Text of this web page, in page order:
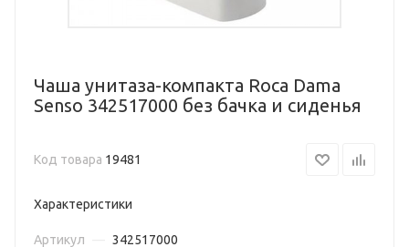
Чаша унитаза-компакта Roca Dama
Senso 342517000 без бачка и сиденья
Код товара 19481
Характеристики
Артикул
342517000